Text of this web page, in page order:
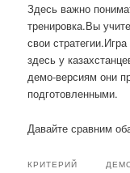
Здесь важно
тренировка.Вы
свои
здесь у
демо-версиям они
подготовленными.
Давайте сравним
КРИТЕРИЙ